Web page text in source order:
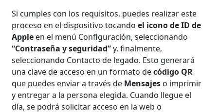
Si cumples con los requisitos, puedes realizar este
proceso en el dispositivo tocandoel icono de ID de
Apple en el menú Configuración, seleccionando
“Contraseña y seguridad”y, finalmente,
seleccionando Contacto de legado. Esto generará
una clave de acceso en un formato decódigo QR
que puedes enviar a través de Mensajes o imprimir
y entregar a la persona elegida. Cuando llegue el
día, se podrá solicitar acceso en la web o